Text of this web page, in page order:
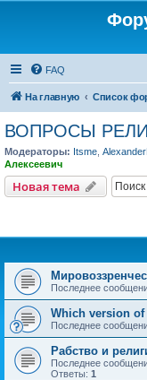
FAQ
На главную Список
ВОПРОСЫ
Модераторы: Itsme
Алексеевич
Новая тема
Последнее
Which version
Последнее
Рабство и
Последнее
Ответы: 1